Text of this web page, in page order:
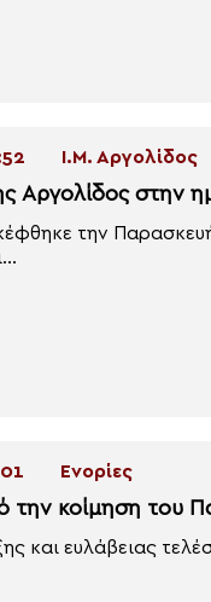
Ι.Μ. Αργολίδος
Αργολίδος στην
την
Ενορίες
την κοίμηση του
και ευλάβειας